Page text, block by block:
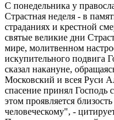
С понедельника у
Страстная неделя - в
страданиях и крестной
святые великие дни
мире, молитвенном
искупительного подвига
сказал накануне,
Московский и всея Руси
спасение принял Господь
этом проявляется
человеческому", -